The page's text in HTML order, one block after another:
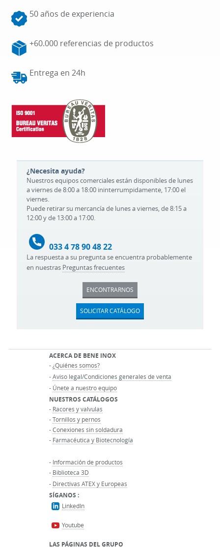
50 años de experiencia
+60.000 referencias de productos
Entrega en 24h
¿Necesita ayuda?
Nuestros equipos comerciales están disponibles de lunes
a viernes de 8:00 a 18:00 ininterrumpidamente, 17:00 el
viernes.
Puede retirar su mercancía de lunes a viernes, de 8:15 a
12:00 y de 13:00 a 17:00.
033 4 78 90 48 22
La respuesta a su pregunta se encuentra probablemente
en nuestras Preguntas frecuentes
ENCONTRARNOS
SOLICITAR CATÁLOGO
ACERCA DE BENE INOX
-¿Quiénes somos?
-Aviso legal/Condiciones generales de venta
- Únete a nuestro equipo
NUESTROS CATÁLOGOS
- Racores y valvulas
-Tornillos y pernos
-Conexiones sin soldadura
- Farmacéutica y Biotecnología
- Información de productos
- Biblioteca 3D
- Directivas ATEX y Europeas
SÍGANOS :
LinkedIn
Youtube
LAS PÁGINAS DEL GRUPO